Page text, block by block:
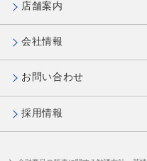
店舗案内
会社情報
お問い合わせ
採用情報